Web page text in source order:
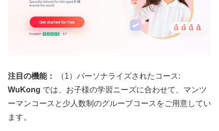
注目の機能：
（1）パーソナライズされたコース:
WuKong では、お子様の学習ニーズに合わせて、マンツ
ーマンコースと少人数制のグループコースをご用意してい
ます。